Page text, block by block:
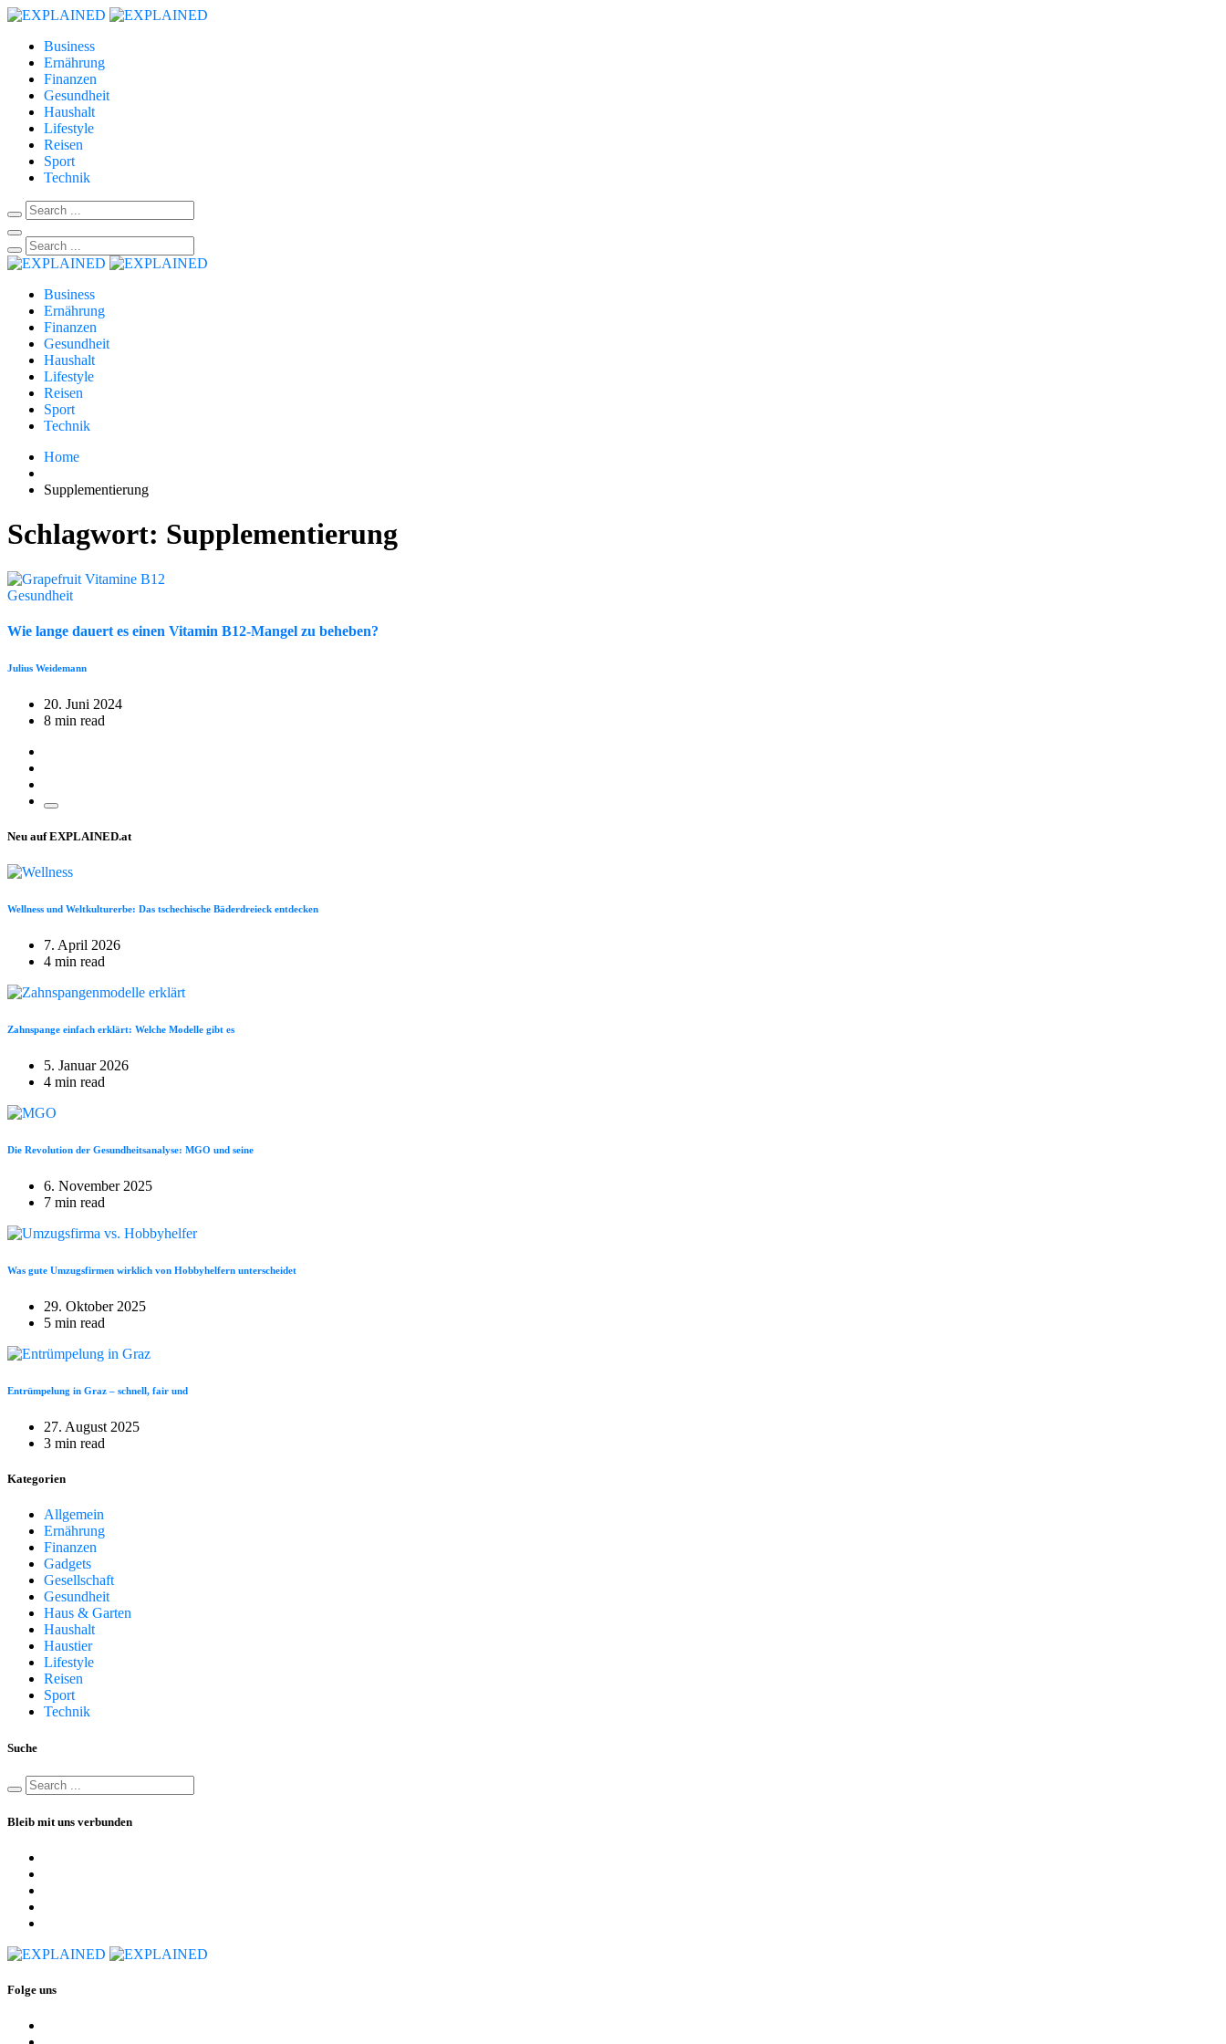
Business
Ernährung
Finanzen
Gesundheit
Haushalt
Lifestyle
Reisen
Sport
Technik
Business
Ernährung
Finanzen
Gesundheit
Haushalt
Lifestyle
Reisen
Sport
Technik
Home
Supplementierung
Schlagwort: Supplementierung
Gesundheit
Wie lange dauert es einen Vitamin B12-Mangel zu beheben?
Julius Weidemann
20. Juni 2024
8 min read
Neu auf EXPLAINED.at
Wellness und Weltkulturerbe: Das tschechische Bäderdreieck entdecken
7. April 2026
4 min read
Zahnspange einfach erklärt: Welche Modelle gibt es
5. Januar 2026
4 min read
Die Revolution der Gesundheitsanalyse: MGO und seine
6. November 2025
7 min read
Was gute Umzugsfirmen wirklich von Hobbyhelfern unterscheidet
29. Oktober 2025
5 min read
Entrümpelung in Graz – schnell, fair und
27. August 2025
3 min read
Kategorien
Allgemein
Ernährung
Finanzen
Gadgets
Gesellschaft
Gesundheit
Haus & Garten
Haushalt
Haustier
Lifestyle
Reisen
Sport
Technik
Suche
Bleib mit uns verbunden
Folge uns